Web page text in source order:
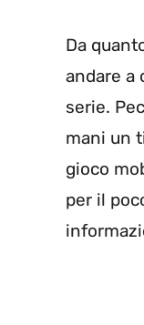
Da
andare a
serie.
mani un
gioco
per il